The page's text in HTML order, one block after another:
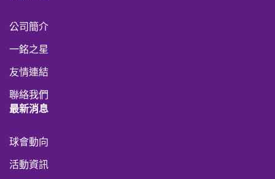
公司簡介
一銘之星
友情連結
聯絡我們
最新消息
球會動向
活動資訊